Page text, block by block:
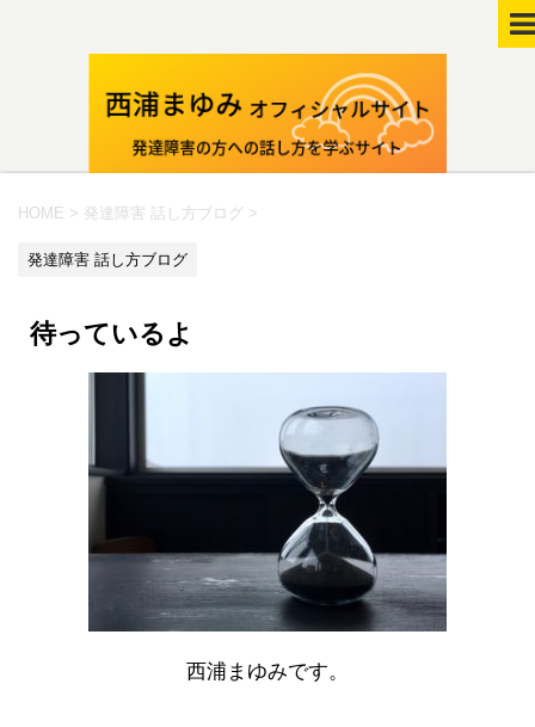
HOME > 発達障害 話し方ブログ >
発達障害 話し方ブログ
待っているよ
西浦まゆみです。